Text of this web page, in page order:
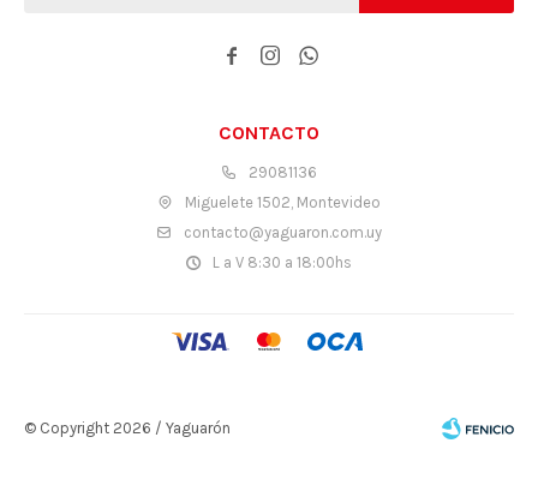
CONTACTO
29081136
Miguelete 1502, Montevideo
contacto@yaguaron.com.uy
L a V 8:30 a 18:00hs
  
© Copyright 2026 / Yaguarón